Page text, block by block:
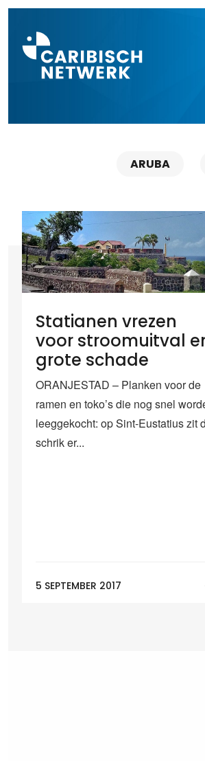
ARUBA
Statianen vrezen
voor stroomuitval
grote schade
ORANJESTAD – Planken voor de
ramen en toko’s die nog snel
leeggekocht: op Sint-Eustatius zit
schrik er...
5 SEPTEMBER 2017